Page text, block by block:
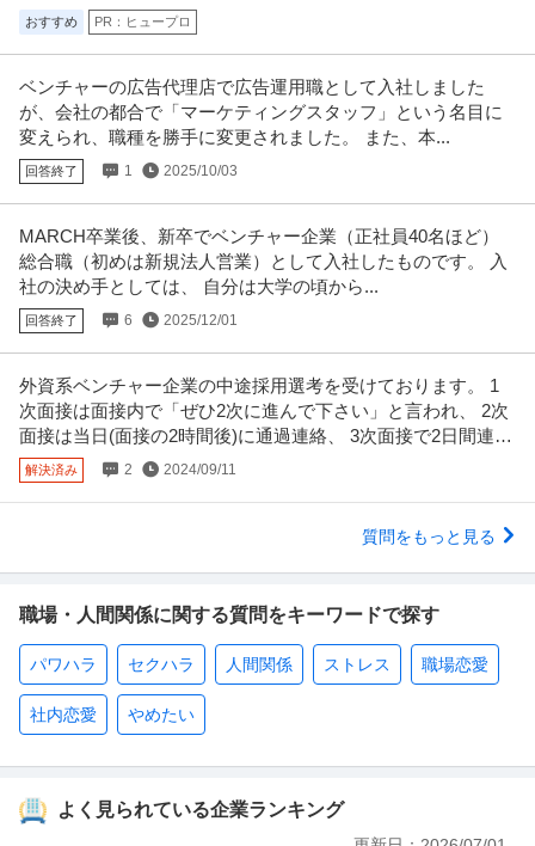
おすすめ PR：ヒュープロ
ベンチャーの広告代理店で広告運用職として入社しました
が、会社の都合で「マーケティングスタッフ」という名目に
変えられ、職種を勝手に変更されました。 また、本...
回答終了 1 2025/10/03
MARCH卒業後、新卒でベンチャー企業（正社員40名ほど）
総合職（初めは新規法人営業）として入社したものです。 入
社の決め手としては、 自分は大学の頃から...
回答終了 6 2025/12/01
外資系ベンチャー企業の中途採用選考を受けております。 1
次面接は面接内で「ぜひ2次に進んで下さい」と言われ、 2次
面接は当日(面接の2時間後)に通過連絡、 3次面接で2日間連絡
がない
解決済み 2 2024/09/11
質問をもっと見る
職場・人間関係に関する質問をキーワードで探す
パワハラ セクハラ 人間関係 ストレス 職場恋愛
社内恋愛 やめたい
よく見られている企業ランキング